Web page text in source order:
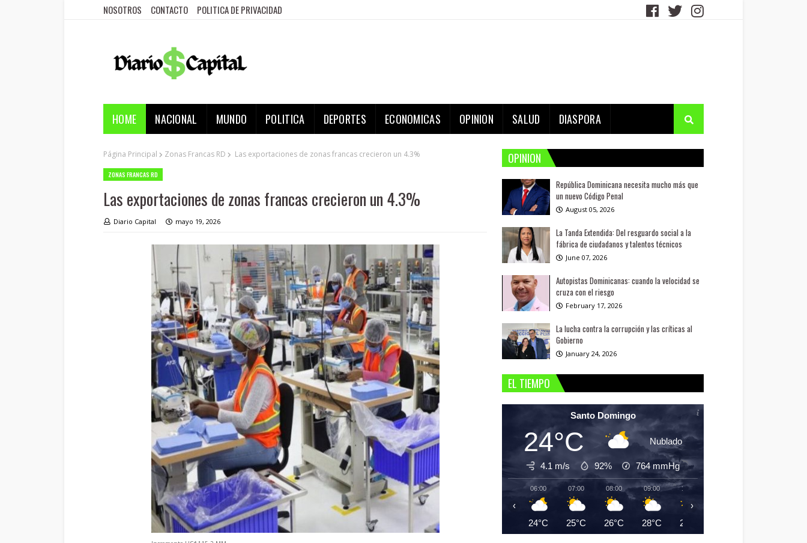
NOSOTROS CONTACTO POLITICA DE PRIVACIDAD
HOME NACIONAL MUNDO POLITICA DEPORTES ECONOMICAS OPINION SALUD DIASPORA
Página Principal Zonas Francas RD Las exportaciones de zonas francas crecieron un 4.3%
ZONAS FRANCAS RD
Las exportaciones de zonas francas crecieron un 4.3%
Diario Capital mayo 19, 2026
OPINION
República Dominicana necesita mucho más que
un nuevo Código Penal
August 05, 2026
La Tanda Extendida: Del resguardo social a la
fábrica de ciudadanos y talentos técnicos
June 07, 2026
Autopistas Dominicanas: cuando la velocidad se
cruza con el riesgo
February 17, 2026
La lucha contra la corrupción y las críticas al
Gobierno
January 24, 2026
EL TIEMPO
Santo Domingo
24°C Nublado
4.1 m/s 92% 764 mmHg
06:00
24°C
07:00
25°C
08:00
26°C
09:00
28°C
10:00
29°C
‹ ›